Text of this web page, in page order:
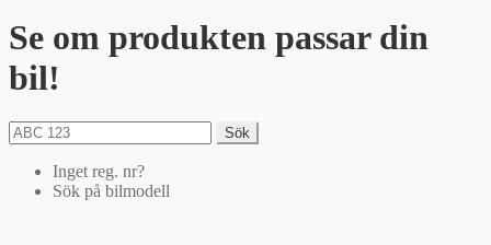
Se om produkten passar din
bil!
Sök
Inget reg. nr?
Sök på bilmodell